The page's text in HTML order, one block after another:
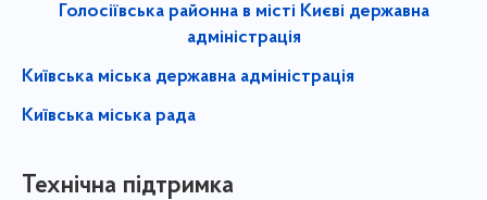
Голосіївська районна в місті Києві державна
адміністрація
Київська міська державна адміністрація
Київська міська рада
Технічна підтримка